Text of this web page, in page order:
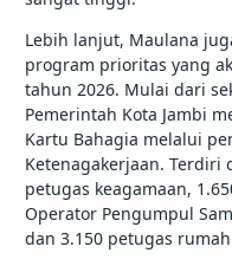
Lebih lanjut, Maulana
program prioritas yang
tahun 2026. Mulai dari
Pemerintah Kota Jambi
Kartu Bahagia melalui
Ketenagakerjaan. Terdiri
petugas keagamaan,
Operator Pengumpul
dan 3.150 petugas